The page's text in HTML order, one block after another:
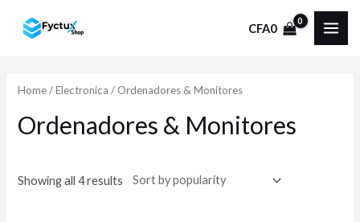
CFA0
Home/Electronica / Ordenadores & Monitores
Ordenadores & Monitores
Showing all 4 results